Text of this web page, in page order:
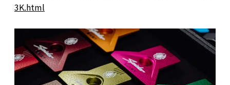
3K.html